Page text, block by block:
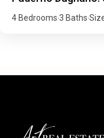
4 Bedrooms·3 Baths·